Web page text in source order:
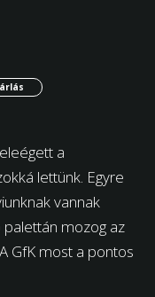
a
lettünk. Egyre
vannak
mozog az
GfK most a pontos